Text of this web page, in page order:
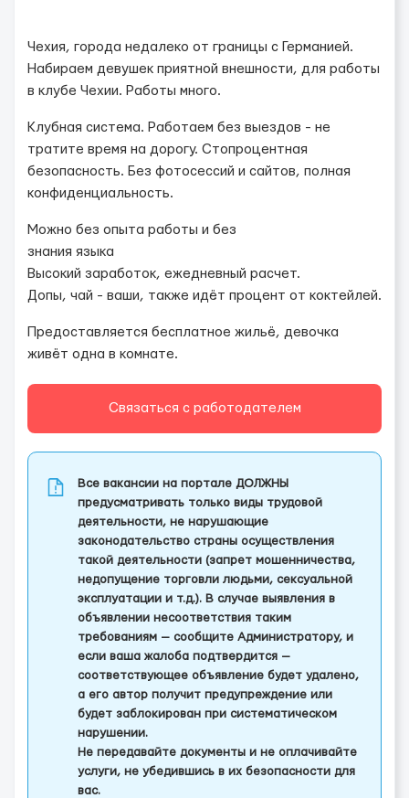
Чехия, города недалеко от границы с Германией.
Набираем девушек приятной внешности, для работы
в клубе Чехии. Работы много.
Клубная система. Работаем без выездов - не
тратите время на дорогу. Стопроцентная
безопасность. Без фотосессий и сайтов, полная
конфиденциальность.
Можно без опыта работы и без
знания языка
Высокий заработок, ежедневный расчет.
Допы, чай - ваши, также идёт процент от коктейлей.
Предоставляется бесплатное жильё, девочка
живёт одна в комнате.
Связаться с работодателем
Все вакансии на портале ДОЛЖНЫ
предусматривать только виды трудовой
деятельности, не нарушающие
законодательство страны осуществления
такой деятельности (запрет мошенничества,
недопущение торговли людьми, сексуальной
эксплуатации и т.д.). В случае выявления в
объявлении несоответствия таким
требованиям — сообщите Администратору, и
если ваша жалоба подтвердится —
соответствующее объявление будет удалено,
а его автор получит предупреждение или
будет заблокирован при систематическом
нарушении.
Не передавайте документы и не оплачивайте
услуги, не убедившись в их безопасности для
вас.